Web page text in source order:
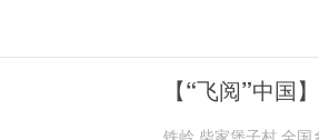
【“飞阅”中国
铁岭,柴家堡子村,全国